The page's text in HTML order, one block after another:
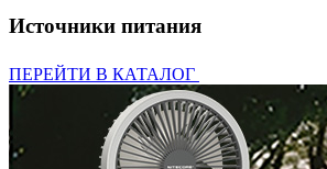
Источники питания
ПЕРЕЙТИ В КАТАЛОГ